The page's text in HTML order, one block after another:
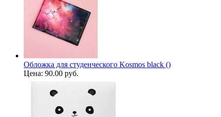
Обложка для студенческого Kosmos black ()
Цена: 90.00 руб.